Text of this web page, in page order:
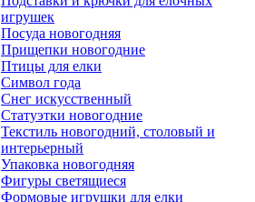
игрушек
Посуда новогодняя
Прищепки новогодние
Птицы для елки
Символ года
Снег искусственный
Статуэтки новогодние
Текстиль новогодний, столовый и
интерьерный
Упаковка новогодняя
Фигуры светящиеся
Формовые игрушки для елки